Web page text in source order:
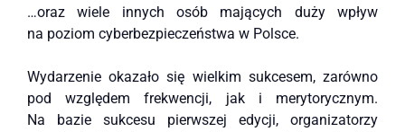
…oraz wiele innych osób mających duży wpływ
na poziom cyberbezpieczeństwa w Polsce.
Wydarzenie okazało się wielkim sukcesem, zarówno
pod względem frekwencji, jak i merytorycznym.
Na bazie sukcesu pierwszej edycji, organizatorzy